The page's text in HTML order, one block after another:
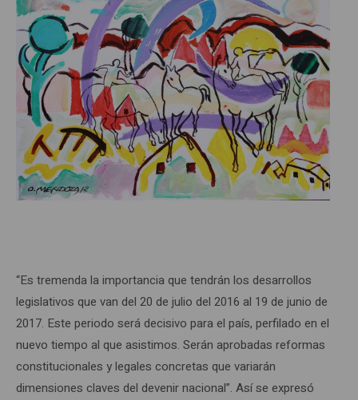
“Es tremenda la importancia que tendrán los desarrollos
legislativos que van del 20 de julio del 2016 al 19 de junio de
2017. Este periodo será decisivo para el país, perfilado en el
nuevo tiempo al que asistimos. Serán aprobadas reformas
constitucionales y legales concretas que variarán
dimensiones claves del devenir nacional”. Así se expresó